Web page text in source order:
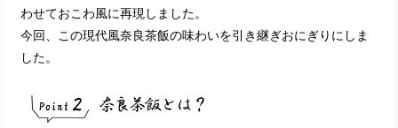
わせておこわ風に再現しました。
今回、この現代風奈良茶飯の味わいを引き継ぎおにぎりにしま
した。